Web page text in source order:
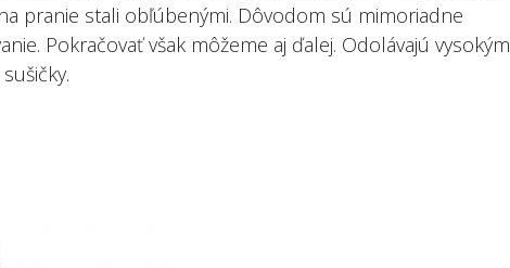
pranie stali obľúbenými. Dôvodom sú mimoriadne
Pokračovať však môžeme aj ďalej. Odolávajú vysokým